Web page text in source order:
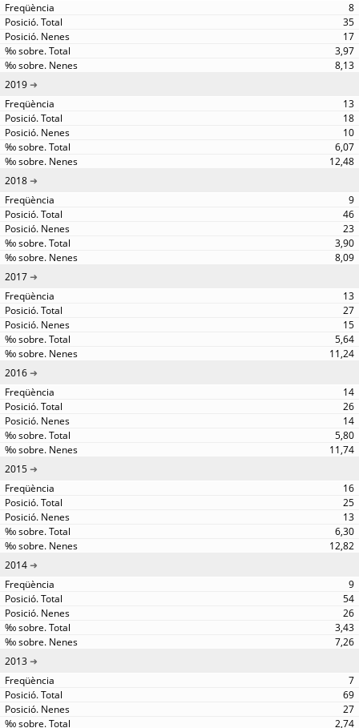
8
35
17
3,97
8,13
2019
13
18
10
6,07
12,48
2018
9
46
23
3,90
8,09
2017
13
27
15
5,64
11,24
2016
14
26
14
5,80
11,74
2015
16
25
13
6,30
12,82
2014
9
54
26
3,43
7,26
2013
7
69
27
2,74